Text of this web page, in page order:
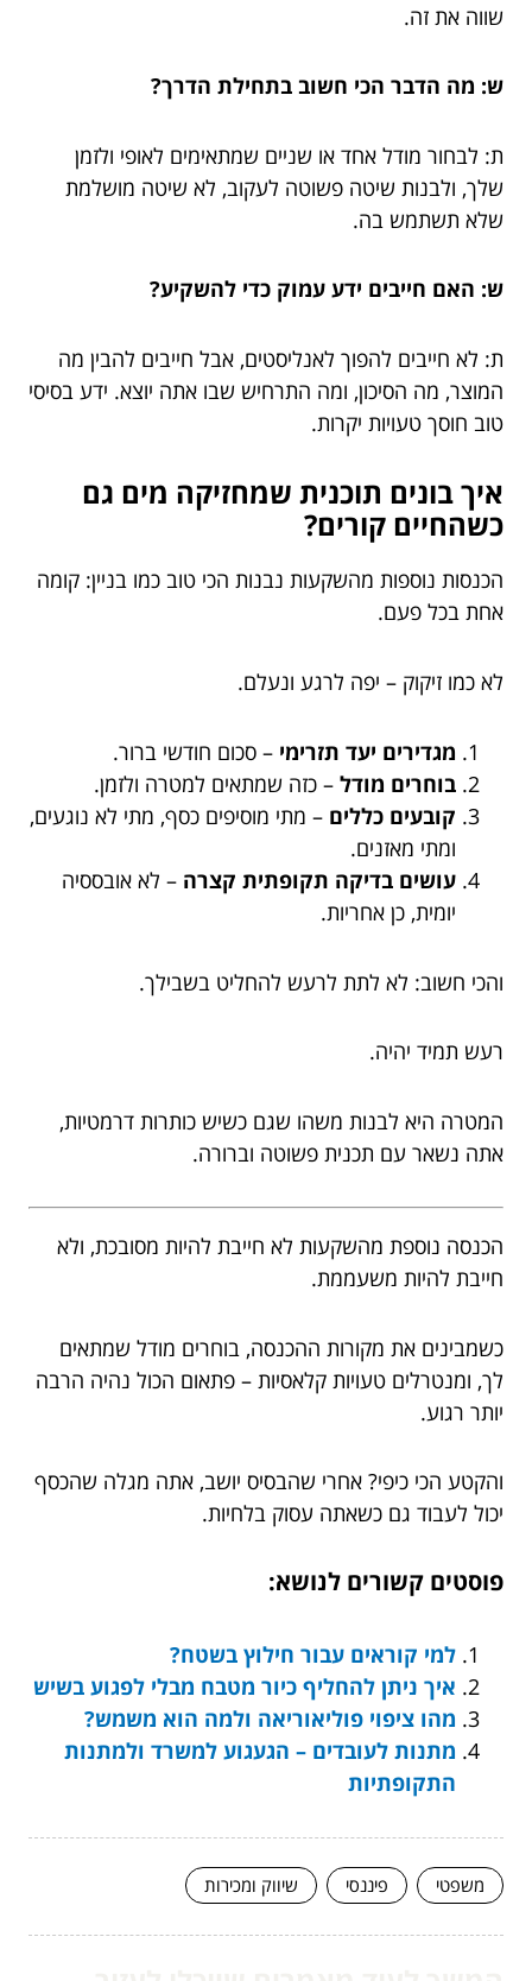
שווה את זה.
ש: מה הדבר הכי חשוב בתחילת הדרך?
ת: לבחור מודל אחד או שניים שמתאימים לאופי ולזמן
שלך, ולבנות שיטה פשוטה לעקוב, לא שיטה מושלמת
שלא תשתמש בה.
ש: האם חייבים ידע עמוק כדי להשקיע?
ת: לא חייבים להפוך לאנליסטים, אבל חייבים להבין מה
המוצר, מה הסיכון, ומה התרחיש שבו אתה יוצא. ידע בסיסי
טוב חוסך טעויות יקרות.
איך בונים תוכנית שמחזיקה מים גם
כשהחיים קורים?
הכנסות נוספות מהשקעות נבנות הכי טוב כמו בניין: קומה
אחת בכל פעם.
לא כמו זיקוק – יפה לרגע ונעלם.
מגדירים יעד תזרימי – סכום חודשי ברור.
בוחרים מודל – כזה שמתאים למטרה ולזמן.
קובעים כללים – מתי מוסיפים כסף, מתי לא נוגעים,
ומתי מאזנים.
עושים בדיקה תקופתית קצרה – לא אובססיה
יומית, כן אחריות.
והכי חשוב: לא לתת לרעש להחליט בשבילך.
רעש תמיד יהיה.
המטרה היא לבנות משהו שגם כשיש כותרות דרמטיות,
אתה נשאר עם תכנית פשוטה וברורה.
הכנסה נוספת מהשקעות לא חייבת להיות מסובכת, ולא
חייבת להיות משעממת.
כשמבינים את מקורות ההכנסה, בוחרים מודל שמתאים
לך, ומנטרלים טעויות קלאסיות – פתאום הכול נהיה הרבה
יותר רגוע.
והקטע הכי כיפי? אחרי שהבסיס יושב, אתה מגלה שהכסף
יכול לעבוד גם כשאתה עסוק בלחיות.
פוסטים קשורים לנושא:
למי קוראים עבור חילוץ בשטח?
איך ניתן להחליף כיור מטבח מבלי לפגוע בשיש
מהו ציפוי פוליאוריאה ולמה הוא משמש?
מתנות לעובדים – הגעגוע למשרד ולמתנות
התקופתיות
משפטי פיננסי שיווק ומכירות